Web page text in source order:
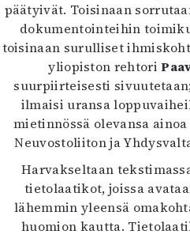
päätyivät. Toisinaan
dokumentointeihin
toisinaan surulliset
yliopiston rehtori
suurpiirteisesti
ilmaisi uransa
mietinnössä olevansa
Neuvostoliiton ja
Harvakseltaan
tietolaatikot, joissa
lähemmin yleensä
huomion kautta.